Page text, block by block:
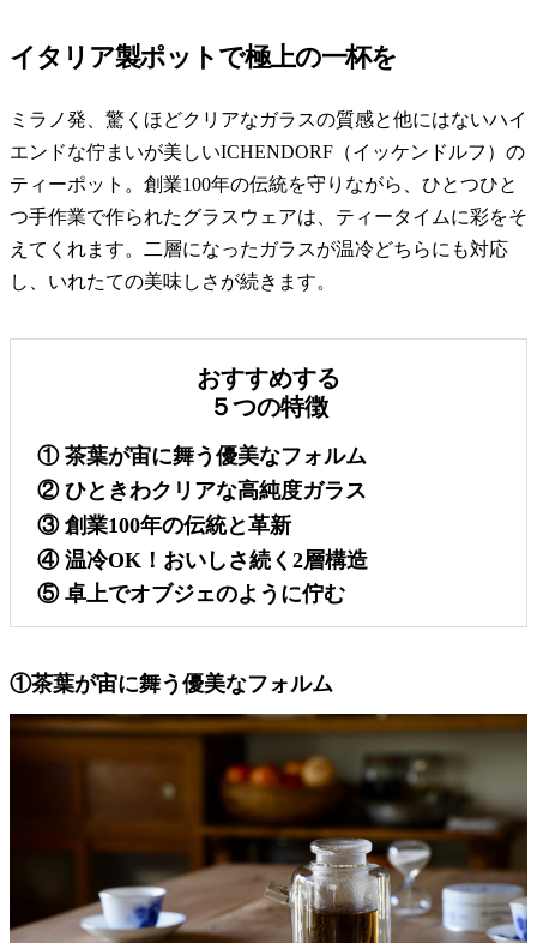
イタリア製ポットで極上の一杯を
ミラノ発、驚くほどクリアなガラスの質感と他にはないハイ
エンドな佇まいが美しいICHENDORF（イッケンドルフ）の
ティーポット。創業100年の伝統を守りながら、ひとつひと
つ手作業で作られたグラスウェアは、ティータイムに彩をそ
えてくれます。二層になったガラスが温冷どちらにも対応
し、いれたての美味しさが続きます。
おすすめする
５つの特徴
① 茶葉が宙に舞う優美なフォルム
② ひときわクリアな高純度ガラス
③ 創業100年の伝統と革新
④ 温冷OK！おいしさ続く2層構造
⑤ 卓上でオブジェのように佇む
①茶葉が宙に舞う優美なフォルム